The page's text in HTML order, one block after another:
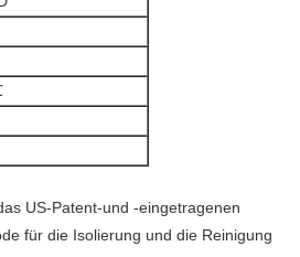
US-Patent-und -eingetragenen
für die Isolierung und die Reinigung